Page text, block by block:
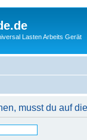
Lasten Arbeits Gerät
musst du auf